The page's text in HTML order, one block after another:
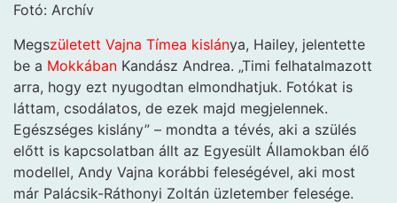
Fotó: Archív
Megszületett Vajna Tímea kislánya, Hailey, jelentette
be a Mokkában Kandász Andrea. „Timi felhatalmazott
arra, hogy ezt nyugodtan elmondhatjuk. Fotókat is
láttam, csodálatos, de ezek majd megjelennek.
Egészséges kislány” – mondta a tévés, aki a szülés
előtt is kapcsolatban állt az Egyesült Államokban élő
modellel, Andy Vajna korábbi feleségével, aki most
már Palácsik-Ráthonyi Zoltán üzletember felesége.